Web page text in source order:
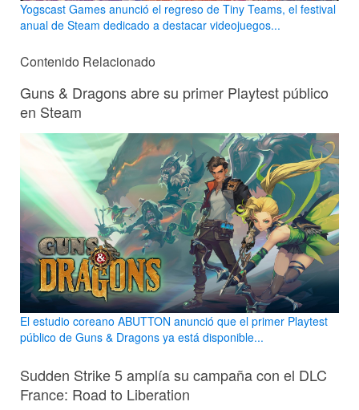
Yogscast Games anunció el regreso de Tiny Teams, el festival
anual de Steam dedicado a destacar videojuegos...
Contenido Relacionado
Guns & Dragons abre su primer Playtest público
en Steam
El estudio coreano ABUTTON anunció que el primer Playtest
público de Guns & Dragons ya está disponible...
Sudden Strike 5 amplía su campaña con el DLC
France: Road to Liberation